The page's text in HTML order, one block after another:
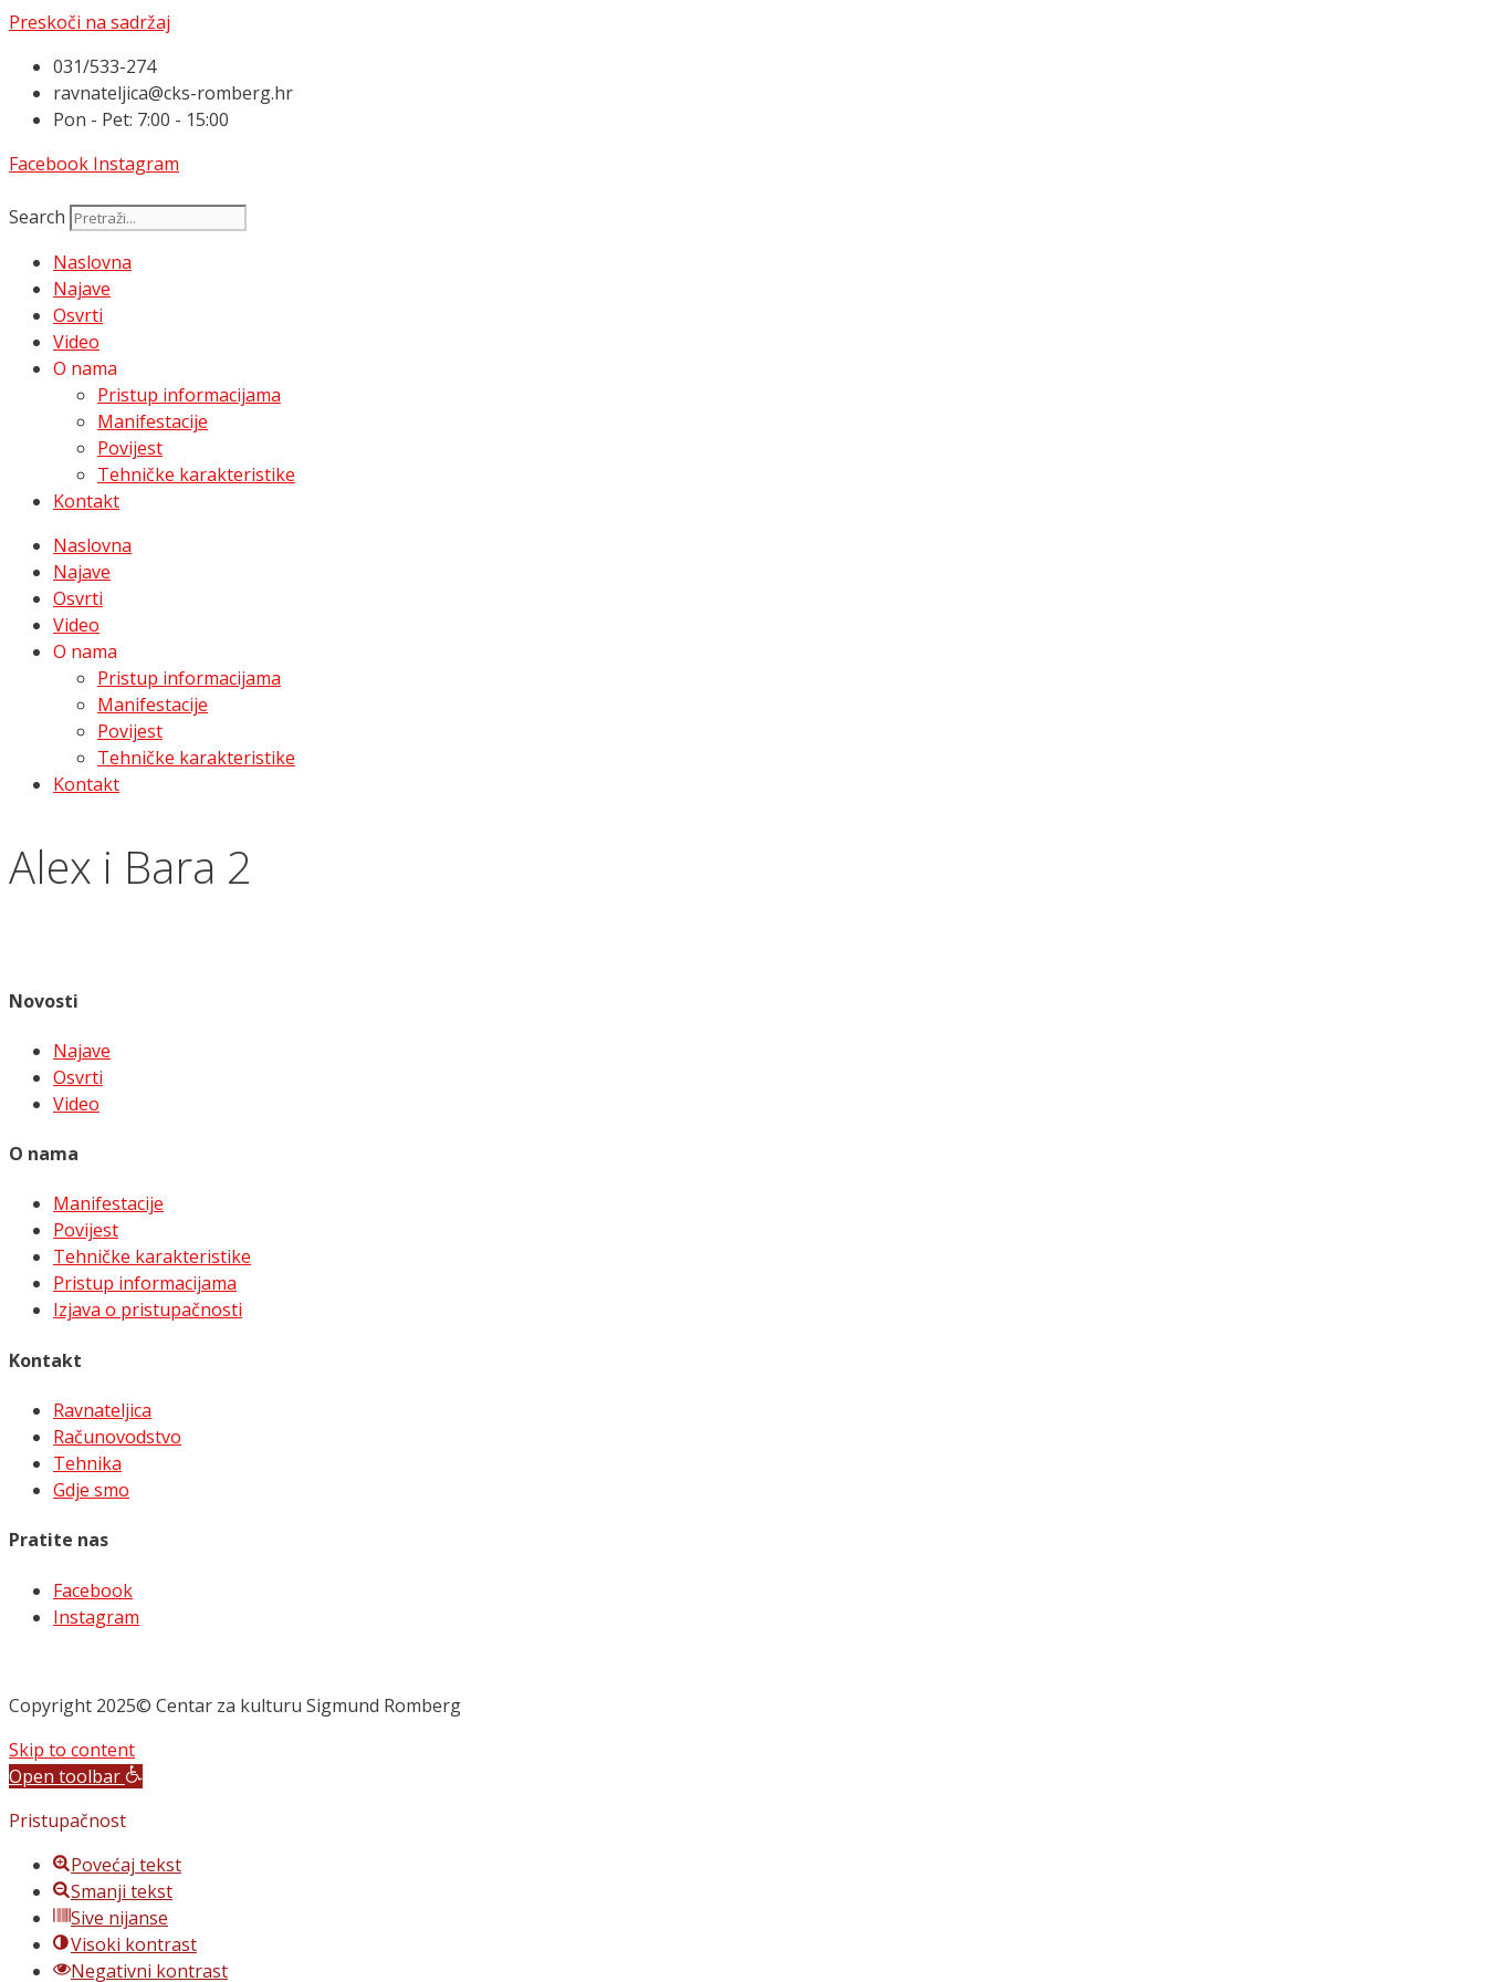
Preskoči na sadržaj
031/533-274
ravnateljica@cks-romberg.hr
Pon - Pet: 7:00 - 15:00
Facebook Instagram
Search
Naslovna
Najave
Osvrti
Video
O nama
Pristup informacijama
Manifestacije
Povijest
Tehničke karakteristike
Kontakt
Naslovna
Najave
Osvrti
Video
O nama
Pristup informacijama
Manifestacije
Povijest
Tehničke karakteristike
Kontakt
Alex i Bara 2
Novosti
Najave
Osvrti
Video
O nama
Manifestacije
Povijest
Tehničke karakteristike
Pristup informacijama
Izjava o pristupačnosti
Kontakt
Ravnateljica
Računovodstvo
Tehnika
Gdje smo
Pratite nas
Facebook
Instagram
Copyright 2025© Centar za kulturu Sigmund Romberg
Skip to content
Open toolbar
Pristupačnost
Povećaj tekst
Smanji tekst
Sive nijanse
Visoki kontrast
Negativni kontrast